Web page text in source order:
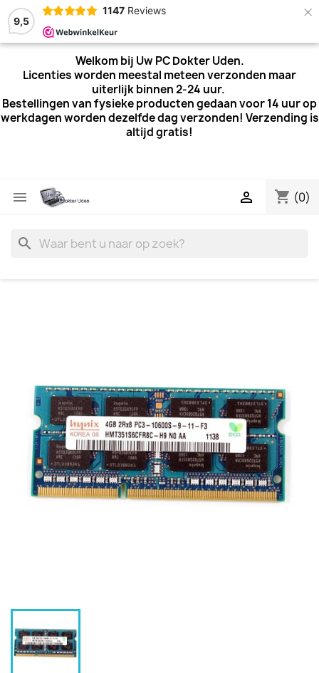
9,5
1147 Reviews ×
Welkom bij Uw PC Dokter Uden.
Licenties worden meestal meteen verzonden maar
uiterlijkbinnen 2-24 uur.
Bestellingen van fysieke producten gedaan voor 14 uur op
werkdagen worden dezelfde dag verzonden! Verzending is
altijd gratis!
 shopping_cart (0)

search